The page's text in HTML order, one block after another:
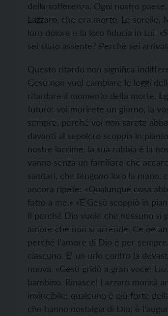
della sofferenza. Ogni nostro
Lazzaro, che era morto. Le
loro dolore e la loro fiducia in Lui.
sei stato assente? Perché sei
Questo ritardo non significa
Gesù non vuol cambiare le leggi
ritardare il momento della morte.
futuro: voi morirete un giorno, la
sempre, perché voi non sarete
davanti al sepolcro scoppia in
nostre lacrime, la sua rabbia è la
vanno senza un familiare che
sanitari, che tengono loro la mano,
ancora ripete: «Qualunque cosa
fatto a me.» «E Gesù scoppiò in
Il perché Dio vuole che nessuno si
amore che non si arrende. Ce ne
perché l’amore di Dio è per
ciascuno. E’ un urlo contro la
nuova. «Gesù gridò a gran voce:
bambino. Rinasce! Lazzaro morirà
invincibile: qualcuno è più forte
che hanno nostalgia di Dio; è